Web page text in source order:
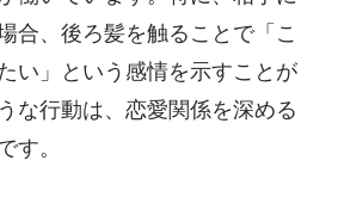
合、後ろ髪を触ることで「こ
い」という感情を示すことが
な行動は、恋愛関係を深める
す。